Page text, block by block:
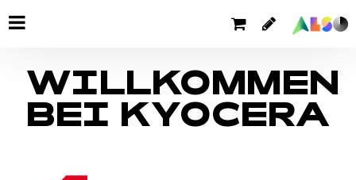
WILLKOMMEN
BEI KYOCERA